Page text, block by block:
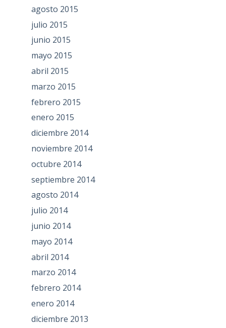
agosto 2015
julio 2015
junio 2015
mayo 2015
abril 2015
marzo 2015
febrero 2015
enero 2015
diciembre 2014
noviembre 2014
octubre 2014
septiembre 2014
agosto 2014
julio 2014
junio 2014
mayo 2014
abril 2014
marzo 2014
febrero 2014
enero 2014
diciembre 2013